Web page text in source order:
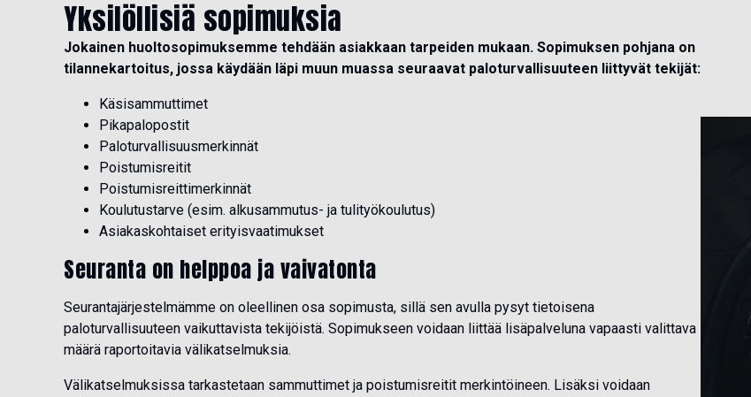
Yksilöllisiä sopimuksia
Jokainen huoltosopimuksemme tehdään asiakkaan tarpeiden mukaan. Sopimuksen pohjana on
tilannekartoitus, jossa käydään läpi muun muassa seuraavat paloturvallisuuteen liittyvät tekijät:
Käsisammuttimet
Pikapalopostit
Paloturvallisuusmerkinnät
Poistumisreitit
Poistumisreittimerkinnät
Koulutustarve (esim. alkusammutus- ja tulityökoulutus)
Asiakaskohtaiset erityisvaatimukset
Seuranta on helppoa ja vaivatonta
Seurantajärjestelmämme on oleellinen osa sopimusta, sillä sen avulla pysyt tietoisena
paloturvallisuuteen vaikuttavista tekijöistä. Sopimukseen voidaan liittää lisäpalveluna vapaasti valittava
määrä raportoitavia välikatselmuksia.
Välikatselmuksissa tarkastetaan sammuttimet ja poistumisreitit merkintöineen. Lisäksi voidaan